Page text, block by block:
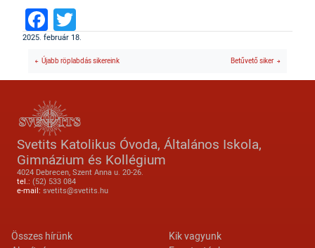
Facebook
2025. február 18.
Újabb röplabdás sikereink Betűvető siker
Svetits Katolikus Óvoda, Általános Iskola,
Gimnázium és Kollégium
4024 Debrecen, Szent Anna u. 20-26.
tel.: (52) 533 084
e-mail: svetits@svetits.hu
Lábléc 2
Összes hírünk
Footer menu
Kik vagyunk